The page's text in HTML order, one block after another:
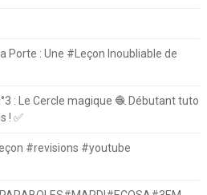
Porte : Une #Leçon Inoubliable de
: Le Cercle magique 🧶 Débutant tuto
! ✅
#revisions #youtube